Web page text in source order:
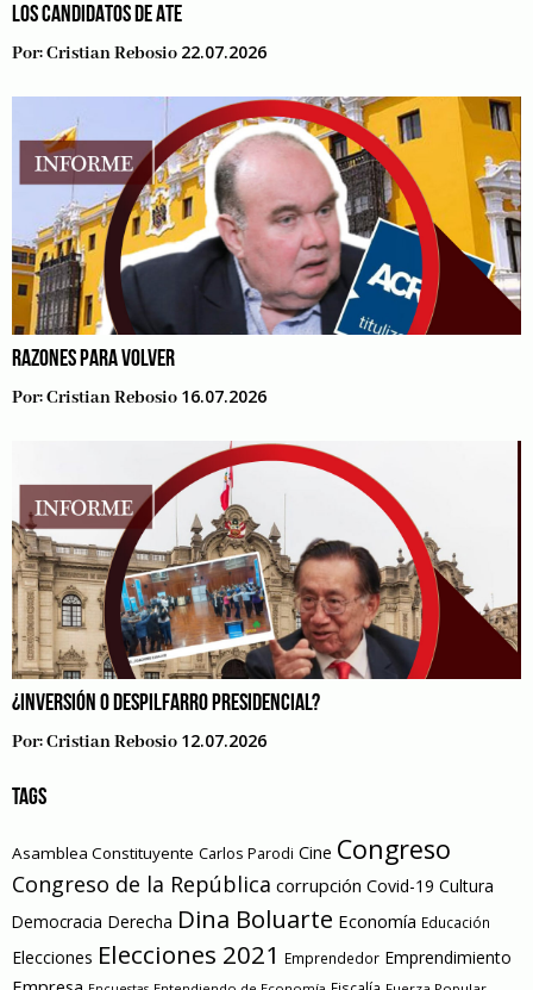
LOS CANDIDATOS DE ATE
Por:Cristian Rebosio 22.07.2026
RAZONES PARA VOLVER
Por:Cristian Rebosio 16.07.2026
¿INVERSIÓN O DESPILFARRO PRESIDENCIAL?
Por:Cristian Rebosio 12.07.2026
TAGS
Asamblea Constituyente Carlos Parodi Cine Congreso
Congreso de la República corrupción Covid-19 Cultura
Democracia Derecha Dina Boluarte Economía Educación
Elecciones Elecciones 2021 Emprendedor Emprendimiento